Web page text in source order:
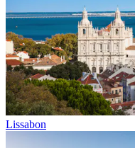
Lissabon